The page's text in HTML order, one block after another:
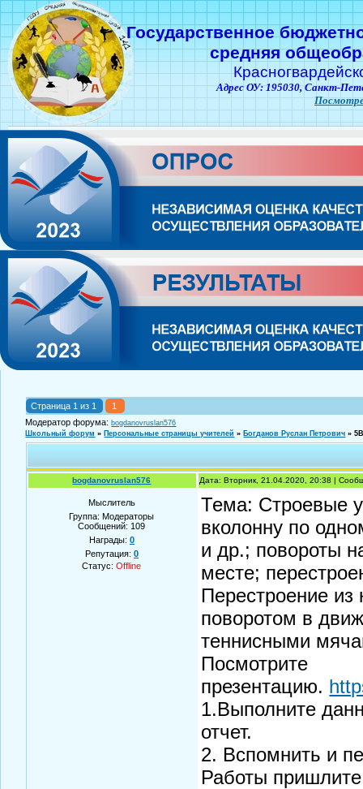
Государственное
средняя
Адрес ОУ: 195030, Санкт-
Страница 1 из 1
1
Модератор форума:bogdanovruslan576
Школьный форум » Персональные страницы учителей » Богданов Руслан Петрович »
bogdanovruslan576 Дата: Вторник, 21.04.2020, 20:38 |
Мыслитель
Группа: Модераторы
Сообщений: 109
Награды: 0
Репутация: 0
Статус:Offline
Тема: Строевые
вколонну по
и др.; повороты
месте;
Перестроение
поворотом в
теннисными
Посмотрите
презентацию.
1.Выполните
отчет.
2. Вспомнить и
Работы